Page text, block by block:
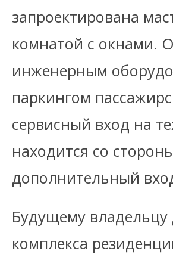
запроектирована
комнатой с окнами.
инженерным
паркингом
сервисный вход на
находится со
дополнительный
Будущему
комплекса